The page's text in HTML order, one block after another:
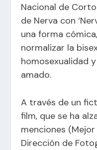
Nacional de
de Nerva con
una forma
normalizar la
homosexualidad
amado.
A través de un
film, que se ha
menciones
Dirección de